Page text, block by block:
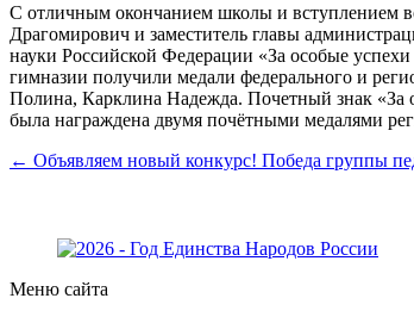
С отличным окончанием школы и вступлением
Драгомирович и заместитель главы
науки Российской Федерации «За особые
гимназии получили медали федерального и
Полина, Карклина Надежда. Почетный знак
была награждена двумя почётными медалями
← Объявляем новый конкурс! Победа группы
Меню сайта